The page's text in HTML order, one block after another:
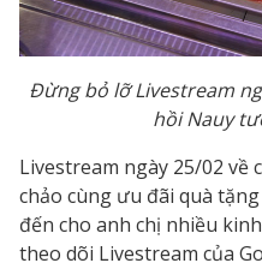
Đừng bỏ lỡ Livestream
hồi Nauy
Livestream ngày 25/02 về
chảo cùng ưu đãi quà
đến cho anh chị nhiều
theo dõi Livestream của